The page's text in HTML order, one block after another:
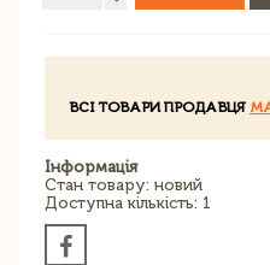
ВСІ ТОВАРИ ПРОДАВЦЯ
Інформація
Стан товару: новий
Доступна кількість: 1